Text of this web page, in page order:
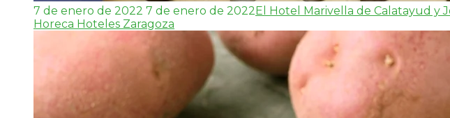
7 de enero de 2022 7 de enero de 2022 El Hotel Marivella de Calatayud y
Horeca Hoteles Zaragoza